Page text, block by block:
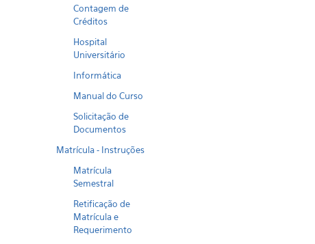
Contagem de
Créditos
Hospital
Universitário
Informática
Manual do Curso
Solicitação de
Documentos
Matrícula - Instruções
Matrícula
Semestral
Retificação de
Matrícula e
Requerimento